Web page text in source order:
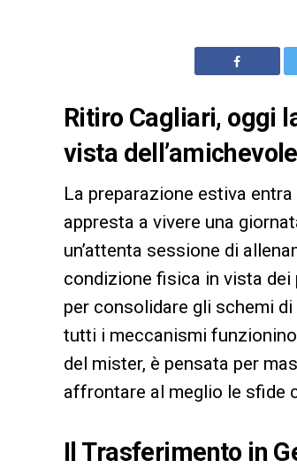
Ritiro Cagliari, oggi
vista
La preparazione estiva
appresta a vivere una
un’attenta sessione di
condizione fisica in vista dei
per consolidare gli schemi
tutti i meccanismi
del mister, è pensata per
affrontare al meglio le sfide
Il Trasferimento in